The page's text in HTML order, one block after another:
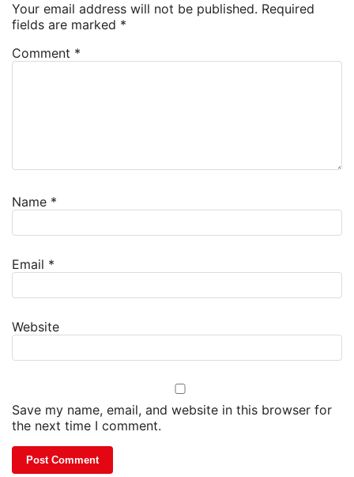
Your email address will not be published. Required
fields are marked *
Comment *
Name *
Email *
Website
Save my name, email, and website in this browser for
the next time I comment.